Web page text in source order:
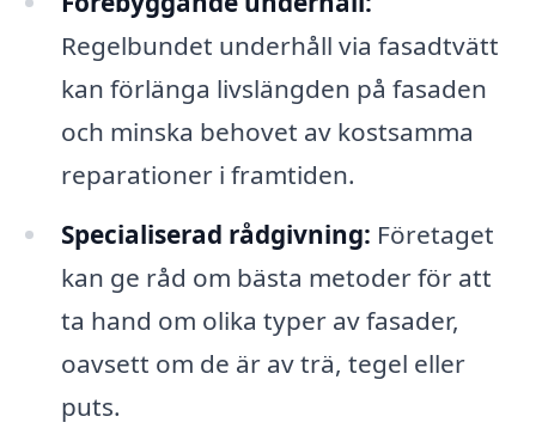
Regelbundet underhåll via fasadtvätt
kan förlänga livslängden på fasaden
och minska behovet av kostsamma
reparationer i framtiden.
Specialiserad rådgivning: Företaget
kan ge råd om bästa metoder för att
ta hand om olika typer av fasader,
oavsett om de är av trä, tegel eller
puts.